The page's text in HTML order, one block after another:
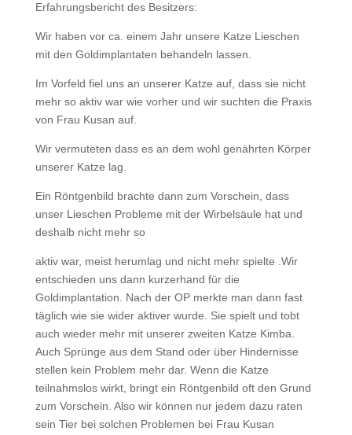
Erfahrungsbericht des Besitzers:
Wir haben vor ca. einem Jahr unsere Katze Lieschen
mit den Goldimplantaten behandeln lassen.
Im Vorfeld fiel uns an unserer Katze auf, dass sie nicht
mehr so aktiv war wie vorher und wir suchten die Praxis
von Frau Kusan auf.
Wir vermuteten dass es an dem wohl genährten Körper
unserer Katze lag.
Ein Röntgenbild brachte dann zum Vorschein, dass
unser Lieschen Probleme mit der Wirbelsäule hat und
deshalb nicht mehr so
aktiv war, meist herumlag und nicht mehr spielte .Wir
entschieden uns dann kurzerhand für die
Goldimplantation. Nach der OP merkte man dann fast
täglich wie sie wider aktiver wurde. Sie spielt und tobt
auch wieder mehr mit unserer zweiten Katze Kimba.
Auch Sprünge aus dem Stand oder über Hindernisse
stellen kein Problem mehr dar. Wenn die Katze
teilnahmslos wirkt, bringt ein Röntgenbild oft den Grund
zum Vorschein. Also wir können nur jedem dazu raten
sein Tier bei solchen Problemen bei Frau Kusan